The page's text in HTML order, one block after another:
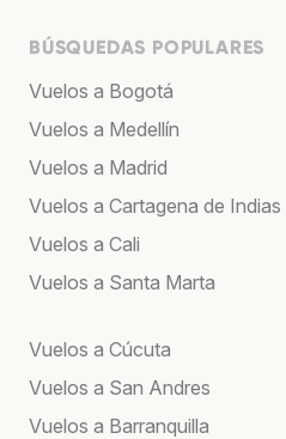
BÚSQUEDAS POPULARES
Vuelos a Bogotá
Vuelos a Medellín
Vuelos a Madrid
Vuelos a Cartagena de Indias
Vuelos a Cali
Vuelos a Santa Marta
Vuelos a Cúcuta
Vuelos a San Andres
Vuelos a Barranquilla